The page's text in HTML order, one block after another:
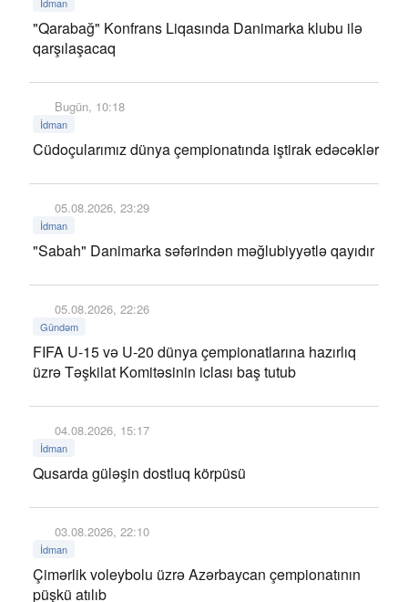
"Qarabağ" Konfrans Liqasında Danimarka klubu ilə
qarşılaşacaq
Bugün, 10:18
İdman
Cüdoçularımız dünya çempionatında iştirak edəcəklər
05.08.2026, 23:29
İdman
"Sabah" Danimarka səfərindən məğlubiyyətlə qayıdır
05.08.2026, 22:26
Gündəm
FIFA U-15 və U-20 dünya çempionatlarına hazırlıq
üzrə Təşkilat Komitəsinin iclası baş tutub
04.08.2026, 15:17
İdman
Qusarda güləşin dostluq körpüsü
03.08.2026, 22:10
İdman
Çimərlik voleybolu üzrə Azərbaycan çempionatının
püşkü atılıb